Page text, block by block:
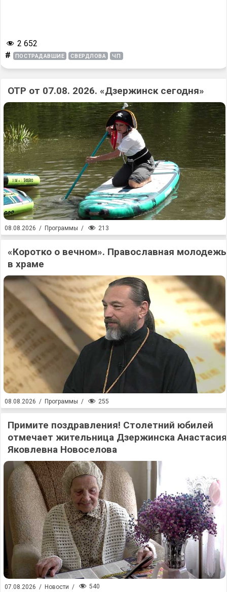
2 652
# ПОСТРАДАВШИЕ СВЕРДЛОВА ЧП
ОТР от 07.08. 2026. «Дзержинск сегодня»
08.08.2026 / Программы / 213
«Коротко о вечном». Православная молодежь
в храме
08.08.2026 / Программы / 255
Примите поздравления! Столетний юбилей
отмечает жительница Дзержинска Анастасия
Яковлевна Новоселова
07.08.2026 / Новости / 540